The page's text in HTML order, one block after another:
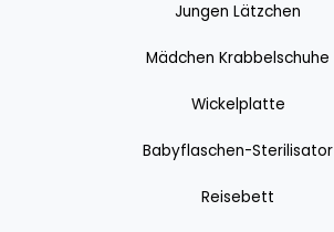
Jungen Lätzchen
Mädchen Krabbelschuhe
Wickelplatte
Babyflaschen-Sterilisator
Reisebett